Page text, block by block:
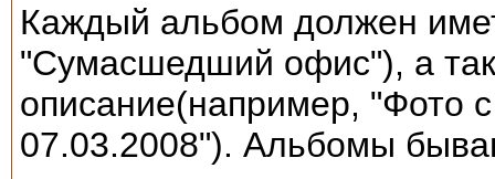
Каждый альбом должен
"Сумасшедший офис"), а
описание(например, "Фото
07.03.2008"). Альбомы